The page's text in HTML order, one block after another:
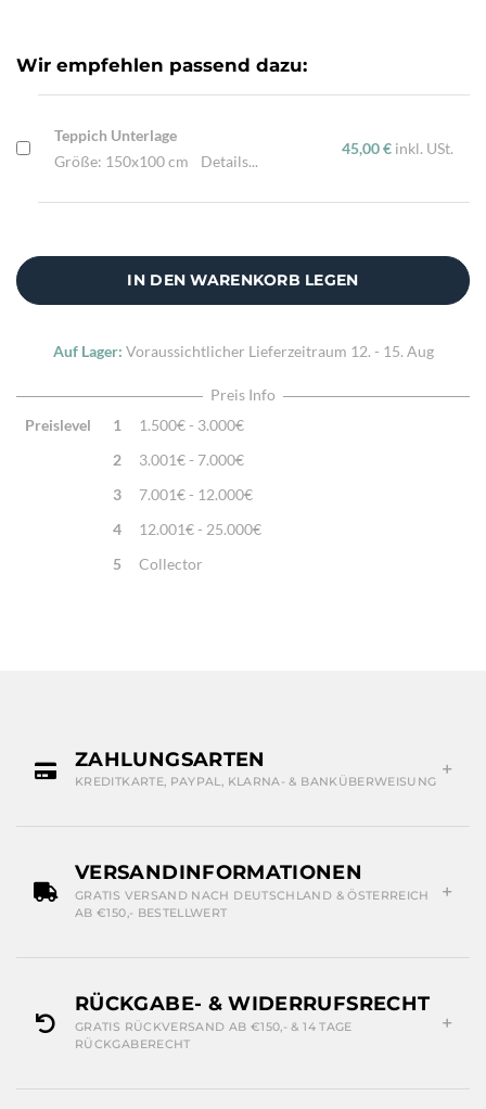
Wir empfehlen passend dazu:
Teppich Unterlage
Größe: 150x100 cm
Details...
45,00 € inkl. USt.
IN DEN WARENKORB LEGEN
Auf Lager: Voraussichtlicher Lieferzeitraum 12. - 15. Aug
Preis Info
Preislevel
1
1.500€ - 3.000€
2
3.001€ - 7.000€
3
7.001€ - 12.000€
4
12.001€ - 25.000€
5
Collector
ZAHLUNGSARTEN
KREDITKARTE, PAYPAL, KLARNA- & BANKÜBERWEISUNG
VERSANDINFORMATIONEN
GRATIS VERSAND NACH DEUTSCHLAND & ÖSTERREICH
AB €150,- BESTELLWERT
RÜCKGABE- & WIDERRUFSRECHT
GRATIS RÜCKVERSAND AB €150,- & 14 TAGE
RÜCKGABERECHT